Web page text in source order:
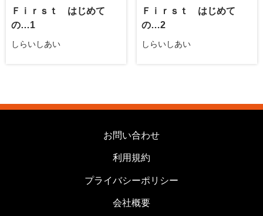
Ｆｉｒｓｔ はじめて
の…1
しらいしあい
Ｆｉｒｓｔ はじめて
の…2
しらいしあい
お問い合わせ
利用規約
プライバシーポリシー
会社概要